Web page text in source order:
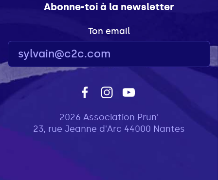
Abonne-toi à la newsletter
Ton email
2026 Association Prun'
23, rue Jeanne d'Arc 44000 Nantes